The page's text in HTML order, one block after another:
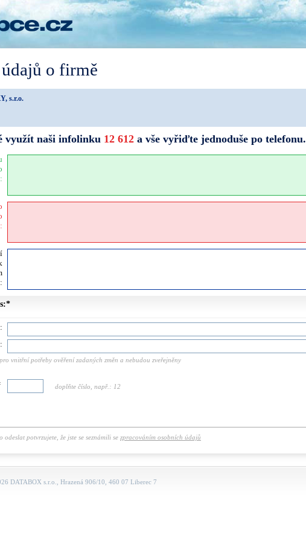
o firmě
s.r.o.
využít naši infolinku 12 612 a vše vyřiďte jednoduše po telefonu.
vnitřní potřeby ověření zadaných změn a nebudou zveřejněny
doplňte číslo, např.: 12
potvrzujete, že jste se seznámili se zpracováním osobních údajů
DATABOX s.r.o., Hrazená 906/10, 460 07 Liberec 7